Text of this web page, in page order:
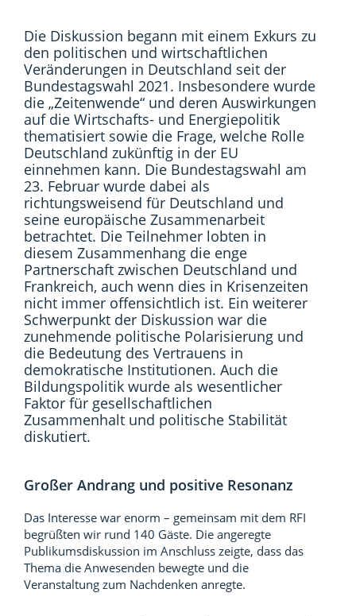
Die Diskussion begann mit einem Exkurs zu
den politischen und wirtschaftlichen
Veränderungen in Deutschland seit der
Bundestagswahl 2021. Insbesondere wurde
die „Zeitenwende“ und deren Auswirkungen
auf die Wirtschafts- und Energiepolitik
thematisiert sowie die Frage, welche Rolle
Deutschland zukünftig in der EU
einnehmen kann. Die Bundestagswahl am
23. Februar wurde dabei als
richtungsweisend für Deutschland und
seine europäische Zusammenarbeit
betrachtet. Die Teilnehmer lobten in
diesem Zusammenhang die enge
Partnerschaft zwischen Deutschland und
Frankreich, auch wenn dies in Krisenzeiten
nicht immer offensichtlich ist. Ein weiterer
Schwerpunkt der Diskussion war die
zunehmende politische Polarisierung und
die Bedeutung des Vertrauens in
demokratische Institutionen. Auch die
Bildungspolitik wurde als wesentlicher
Faktor für gesellschaftlichen
Zusammenhalt und politische Stabilität
diskutiert.
Großer Andrang und positive Resonanz
Das Interesse war enorm – gemeinsam mit dem RFI
begrüßten wir rund 140 Gäste. Die angeregte
Publikumsdiskussion im Anschluss zeigte, dass das
Thema die Anwesenden bewegte und die
Veranstaltung zum Nachdenken anregte.